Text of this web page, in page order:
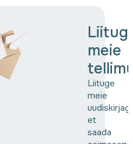
meie
Liituge
meie
et
saada